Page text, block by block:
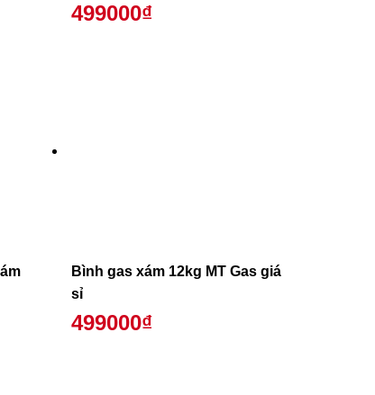
499000₫
Bình gas xám 12kg MT Gas giá
sỉ
499000₫